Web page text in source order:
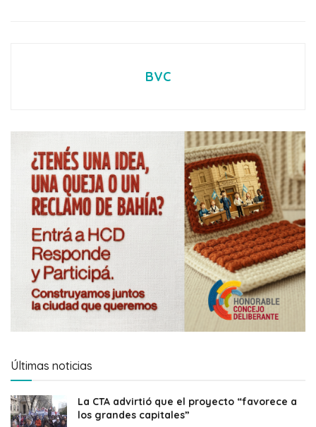
BVC
Últimas noticias
La CTA advirtió que el proyecto “favorece a
los grandes capitales”